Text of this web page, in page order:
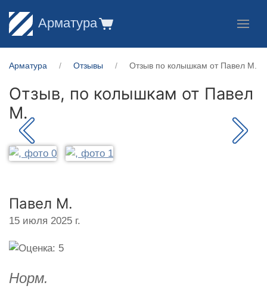
Арматура
Арматура Отзывы Отзыв по колышкам от Павел М.
Отзыв, по колышкам от Павел
М.
Павел М.
15 июля 2025 г.
Норм.